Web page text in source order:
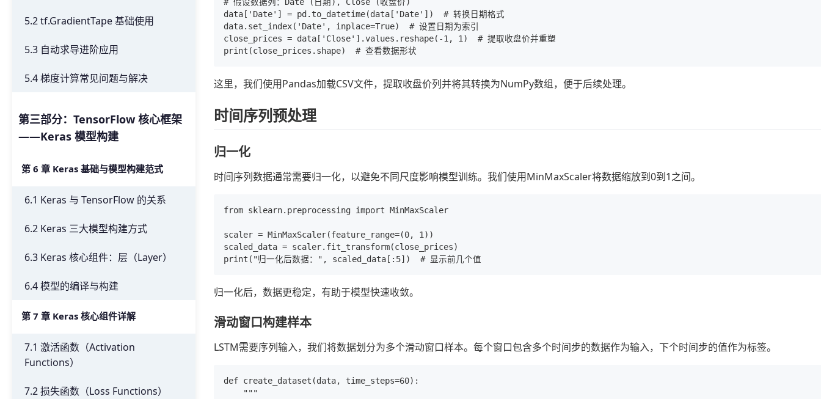
5.2 tf.GradientTape 基础使用
5.3 自动求导进阶应用
5.4 梯度计算常见问题与解决
第三部分：TensorFlow 核心框架
——Keras 模型构建
第 6 章 Keras 基础与模型构建范式
6.1 Keras 与 TensorFlow 的关系
6.2 Keras 三大模型构建方式
6.3 Keras 核心组件：层（Layer）
6.4 模型的编译与构建
第 7 章 Keras 核心组件详解
7.1 激活函数（Activation
Functions）
7.2 损失函数（Loss Functions）
data['Date'] = pd.to_datetime(data['Date'])  # 转换日期格式
data.set_index('Date', inplace=True)  # 设置日期为索引
close_prices = data['Close'].values.reshape(-1, 1)  # 提取收盘价并重塑
这里，我们使用Pandas加载CSV文件，提取收盘价列并将其转换为NumPy数组，便于后续处理。
时间序列预处理
归一化
时间序列数据通常需要归一化，以避免不同尺度影响模型训练。我们使用MinMaxScaler将数据缩放到0到1之间。
from sklearn.preprocessing import MinMaxScaler
scaler = MinMaxScaler(feature_range=(0, 1))
scaled_data = scaler.fit_transform(close_prices)
归一化后，数据更稳定，有助于模型快速收敛。
滑动窗口构建样本
LSTM需要序列输入，我们将数据划分为多个滑动窗口样本。每个窗口包含多个时间步的数据作为输入，下个时间步的值作为标签。
def create_dataset(data, time_steps=60):
    """